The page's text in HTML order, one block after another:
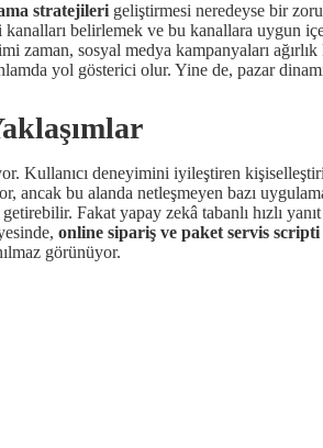
stratejileri geliştirmesi neredeyse bir
belirlemek ve bu kanallara uygun
sosyal medya kampanyaları ağırlık
yol gösterici olur. Yine de, pazar
Kullanıcı deneyimini iyileştiren
bu alanda netleşmeyen bazı
Fakat yapay zekâ tabanlı hızlı
online sipariş ve paket servis scripti
görünüyor.